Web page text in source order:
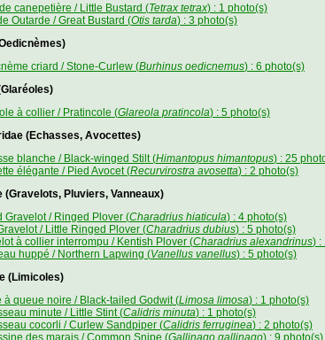
canepetière / Little Bustard (Tetrax tetrax) : 1 photo(s)
Outarde / Great Bustard (Otis tarda) : 3 photo(s)
criard / Stone-Curlew (Burhinus oedicnemus) : 6 photo(s)
à collier / Pratincole (Glareola pratincola) : 5 photo(s)
(Echasses, Avocettes)
blanche / Black-winged Stilt (Himantopus himantopus) : 25
élégante / Pied Avocet (Recurvirostra avosetta) : 2 photo(s)
(Gravelots, Pluviers, Vanneaux)
Gravelot / Ringed Plover (Charadrius hiaticula) : 4 photo(s)
/ Little Ringed Plover (Charadrius dubius) : 5 photo(s)
à collier interrompu / Kentish Plover (Charadrius alexandrinus) :
huppé / Northern Lapwing (Vanellus vanellus) : 5 photo(s)
(Limicoles)
à queue noire / Black-tailed Godwit (Limosa limosa) : 1 photo(s)
minute / Little Stint (Calidris minuta) : 1 photo(s)
cocorli / Curlew Sandpiper (Calidris ferruginea) : 2 photo(s)
des marais / Common Snipe (Gallinago gallinago) : 9 photo(s)